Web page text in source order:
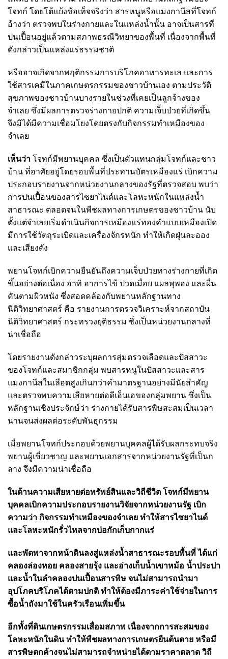
โจทก์ โดยโต้แย้งข้อเท็จจริงว่า สารหนูหรือแมงกานีสที่โจทก์
อ้างว่า ตรวจพบในร่างกายและในแหล่งน้ำนั้น อาจเป็นสารที่
ปนเปื้อนอยู่แล้วตามสภาพธรณีวิทยาของพื้นที่ เนื่องจากพื้นที่
ดังกล่าวเป็นแหล่งแร่ธรรมชาติ
หรืออาจเกิดจากพฤติกรรมการบริโภคอาหารทะเล และการ
ใช้สารเคมีในภาคเกษตรกรรมของชาวบ้านเอง ตามประวัติ
สุขภาพของชาวบ้านบางรายในช่วงที่เคยเป็นลูกจ้างของ
จำเลย ซึ่งมีผลการตรวจร่างกายปกติ ความเจ็บป่วยที่เกิดขึ้น
จึงมิได้มีความเชื่อมโยงโดยตรงกับกิจกรรมทำเหมืองของ
จำเลย
เห็นว่า โจทก์มีพยานบุคคล ซึ่งเป็นตัวแทนกลุ่มโจทก์และชาว
บ้าน ที่อาศัยอยู่โดยรอบพื้นที่ประทานบัตรเหมืองแร่ เบิกความ
ประกอบรายงานจากหน่วยงานกลางของรัฐที่ตรวจสอบ พบว่า
การปนเปื้อนของสารไซยาไนด์และโลหะหนักในแหล่งน้ำ
สาธารณะ ตลอดจนในพืชผลทางการเกษตรของชาวบ้าน นับ
ตั้งแต่จำเลยเริ่มดำเนินกิจการเหมืองแร่ทองคำแบบเหมืองเปิด
มีการใช้วัตถุระเบิดและเครื่องจักรหนัก ทำให้เกิดฝุ่นละออง
และเสียงดัง
พยานโจทก์เบิกความยืนยันถึงความเจ็บป่วยทางร่างกายที่เกิด
ขึ้นอย่างต่อเนื่อง อาทิ อาการไข้ ปวดเมื่อย แผลพุพอง และผื่น
คันตามผิวหนัง ซึ่งสอดคล้องกับพยานหลักฐานทาง
นิติวิทยาศาสตร์ คือ รายงานการตรวจวิเคราะห์จากสถาบัน
นิติวิทยาศาสตร์ กระทรวงยุติธรรม ซึ่งเป็นหน่วยงานกลางที่
น่าเชื่อถือ
โดยรายงานดังกล่าวระบุผลการสุ่มตรวจเลือดและปัสสาวะ
ของโจทก์และสมาชิกกลุ่ม พบสารหนูในปัสสาวะและสาร
แมงกานีสในเลือดสูงเกินกว่าคำมาตรฐานอย่างมีนัยสำคัญ
และตรวจพบความเสียหายต่อดีเอ็นเอของกลุ่มพยาน ซึ่งเป็น
หลักฐานเชิงประจักษ์ว่า ร่างกายได้รับสารพิษสะสมเป็นเวลา
นานจนส่งผลต่อระดับพันธุกรรม
เมื่อพยานโจทก์ประกอบด้วยพยานบุคคลผู้ได้รับผลกระทบจริง
พยานผู้เชี่ยวชาญ และพยานเอกสารจากหน่วยงานรัฐที่เป็นก
ลาง จึงมีความน่าเชื่อถือ
ในด้านความเสียหายต่อทรัพย์สินและวิถีชีวิต โจทก์มีพยาน
บุคคลเบิกความประกอบรายงานวิจัยจากหน่วยงานรัฐ เบิก
ความว่า กิจกรรมทำเหมืองของจำเลย ทำให้สารไซยาไนด์
และโลหะหนักรั่วไหลจากบ่อกักเก็บกากแร่
และพัดพาจากหน้าดินลงสู่แหล่งน้ำสาธารณะรอบพื้นที่ ได้แก่
คลองล่องหอย คลองสายรุ้ง และอ่างเก็บน้ำเขาหม้อ น้ำประปา
และน้ำในลำคลองปนเปื้อนสารพิษ จนไม่สามารถนำมา
อุปโภคบริโภคได้ตามปกติ ทำให้ต้องมีภาระค่าใช้จ่ายในการ
ซื้อน้ำถังมาใช้ในครัวเรือนเพิ่มขึ้น
อีกทั้งที่ดินเกษตรกรรมเสื่อมสภาพ เนื่องจากการสะสมของ
โลหะหนักในดิน ทำให้พืชผลทางการเกษตรยืนต้นตาย หรือมี
สารพิษตกค้างจนไม่สามารถจำหน่ายได้ตามราคาตลาด วิถี